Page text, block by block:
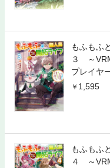
もふもふ
３ ～
プレイヤ
1,595
もふもふ
４ ～